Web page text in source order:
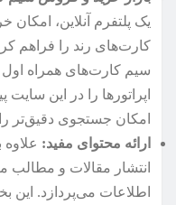
یک پلتفرم آنلاین،
کارت‌های رند را فراهم
اپراتورها را در این
امکان جستجوی دقیق‌تر
ارائه محتوای مفید:
انتشار مقالات و مطالب
اطلاعات می‌پردازد. این